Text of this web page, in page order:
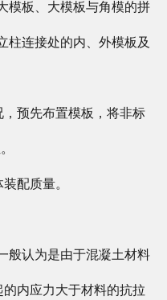
模板、大模板与角模的拼
柱连接处的内、外模板及
预先布置模板，将非标
配质量。
般认为是由于混凝土材料
内应力大于材料的抗拉